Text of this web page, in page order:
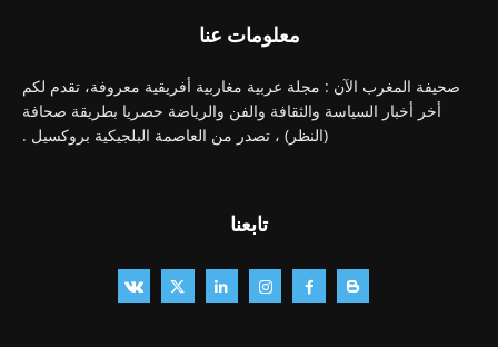
معلومات عنا
صحيفة المغرب الآن : مجلة عربية مغاربية أفريقية معروفة، تقدم لكم
أخر أخبار السياسة والثقافة والفن والرياضة حصريا بطريقة صحافة
(النظر) ، تصدر من العاصمة البلجيكية بروكسيل .
تابعنا